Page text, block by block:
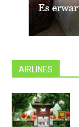
AIRLINES